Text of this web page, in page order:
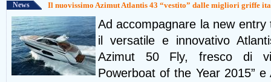
News Il nuovissimo Azimut Atlantis 43 “vestito” dalle migliori griffe
Ad accompagnare la new
il versatile e innovativo
Azimut 50 Fly, fresco di
Powerboat of the Year 2015”